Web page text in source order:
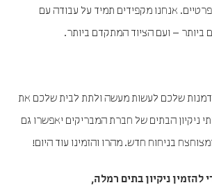
פרטיים. אנחנו מקפידים תמיד על עבודה עם
ביותר – ועם הציוד המתקדם ביותר.
שלכם לעשות מעשה ולתת לבית שלכם את
ניקיון הבתים של חברת המבריקים יאפשרו גם
בניחוח חדש. מהרו והזמינו עוד היום!
להזמיןניקיון בתים רמלה,